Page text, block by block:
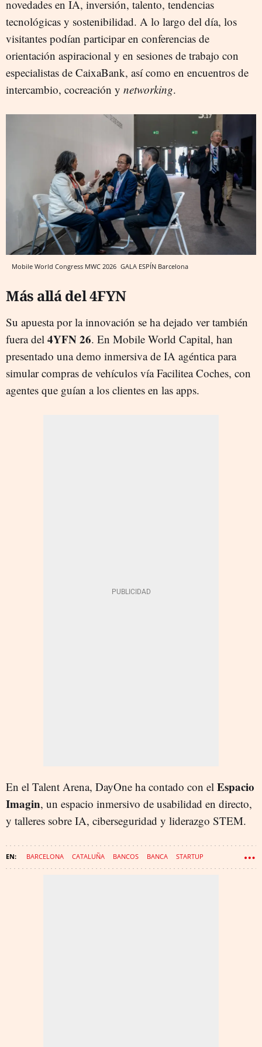
novedades en IA, inversión, talento, tendencias
tecnológicas y sostenibilidad. A lo largo del día, los
visitantes podían participar en conferencias de
orientación aspiracional y en sesiones de trabajo con
especialistas de CaixaBank, así como en encuentros de
intercambio, cocreación y networking.
Mobile World Congress MWC 2026 GALA ESPÍN Barcelona
Más allá del 4FYN
Su apuesta por la innovación se ha dejado ver también
fuera del 4YFN 26. En Mobile World Capital, han
presentado una demo inmersiva de IA agéntica para
simular compras de vehículos vía Facilitea Coches, con
agentes que guían a los clientes en las apps.
En el Talent Arena, DayOne ha contado con el Espacio
Imagin, un espacio inmersivo de usabilidad en directo,
y talleres sobre IA, ciberseguridad y liderazgo STEM.
BARCELONA CATALUÑA BANCOS BANCA STARTUP